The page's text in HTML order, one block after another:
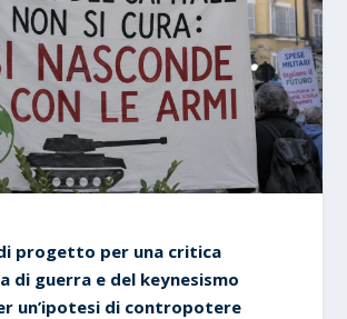
progetto per una critica
di guerra e del keynesismo
un’ipotesi di contropotere